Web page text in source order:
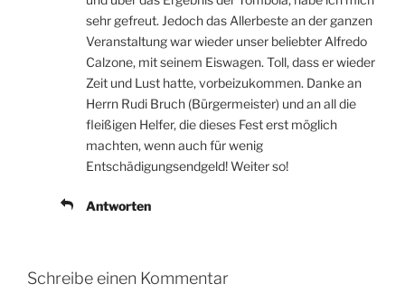
sehr gefreut. Jedoch das Allerbeste an der ganzen
Veranstaltung war wieder unser beliebter Alfredo
Calzone, mit seinem Eiswagen. Toll, dass er wieder
Zeit und Lust hatte, vorbeizukommen. Danke an
Herrn Rudi Bruch (Bürgermeister) und an all die
fleißigen Helfer, die dieses Fest erst möglich
machten, wenn auch für wenig
Entschädigungsendgeld! Weiter so!
Antworten
Schreibe einen Kommentar